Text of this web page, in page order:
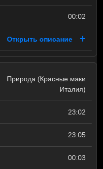
00:02
Открыть описание
Природа (Красные маки
Италия)
23:02
23:05
00:03